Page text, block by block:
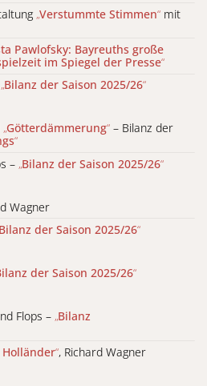
„Verstummte Stimmen“ mit
Pawlofsky: Bayreuths große
im Spiegel der Presse“
„Bilanz der Saison 2025/26“
„Götterdämmerung“ – Bilanz der
“
– „Bilanz der Saison 2025/26“
Wagner
Bilanz der Saison 2025/26“
der Saison 2025/26“
Flops – „Bilanz
“, Richard Wagner